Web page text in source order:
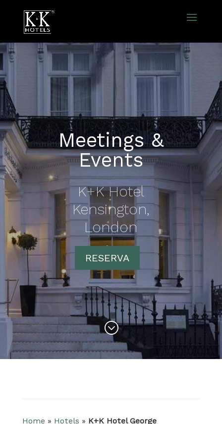
Meetings &
Events
K+K Hotel
Kensington,
London
RESERVA
&#x47;
Home » Hotels » K+K Hotel George